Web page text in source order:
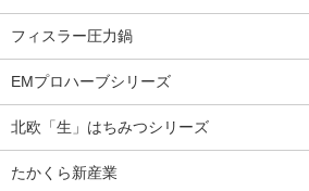
フィスラー圧力鍋
EMプロハーブシリーズ
北欧「生」はちみつシリーズ
たかくら新産業